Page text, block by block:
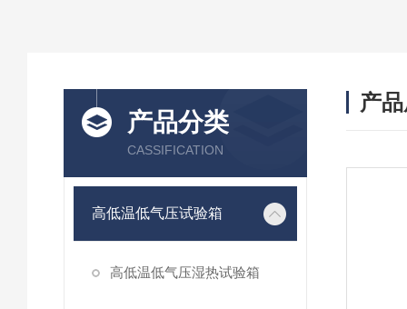
产品分类
CASSIFICATION
高低温低气压试验箱
高低温低气压湿热试验箱
产